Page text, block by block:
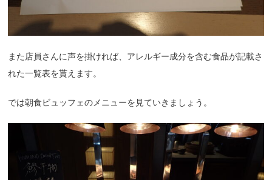
また店員さんに声を掛ければ、アレルギー成分を含む食品が記載さ
れた一覧表を貰えます。
では朝食ビュッフェのメニューを見ていきましょう。